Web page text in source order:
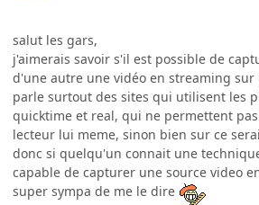
salut les gars,
j'aimerais savoir s'il est possible de
d'une autre une vidéo en streaming
parle surtout des sites qui utilisent les
quicktime et real, qui ne permettent
lecteur lui meme, sinon bien sur ce
donc si quelqu'un connait une
capable de capturer une source video
super sympa de me le dire